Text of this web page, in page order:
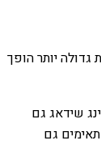
יותר הופך
שידאג גם
גם